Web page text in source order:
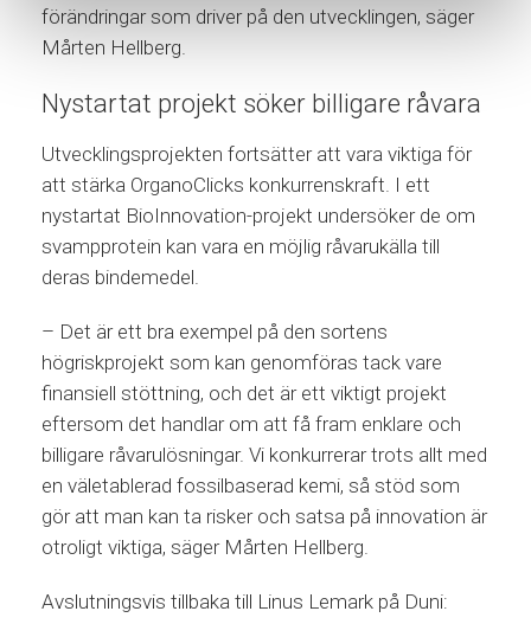
förändringar som driver på den utvecklingen, säger
Mårten Hellberg.
Nystartat projekt söker billigare råvara
Utvecklingsprojekten fortsätter att vara viktiga för
att stärka OrganoClicks konkurrenskraft. I ett
nystartat BioInnovation-projekt undersöker de om
svampprotein kan vara en möjlig råvarukälla till
deras bindemedel.
– Det är ett bra exempel på den sortens
högriskprojekt som kan genomföras tack vare
finansiell stöttning, och det är ett viktigt projekt
eftersom det handlar om att få fram enklare och
billigare råvarulösningar. Vi konkurrerar trots allt med
en väletablerad fossilbaserad kemi, så stöd som
gör att man kan ta risker och satsa på innovation är
otroligt viktiga, säger Mårten Hellberg.
Avslutningsvis tillbaka till Linus Lemark på Duni: